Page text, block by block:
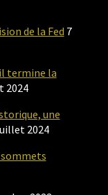
de la Fed 7
termine la
2024
une
2024
sommets